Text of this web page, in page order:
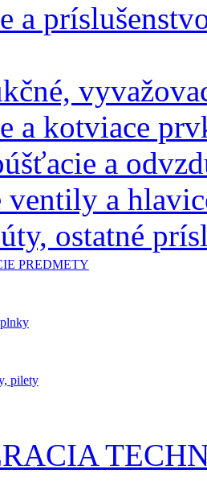
a
a kotviace
a
ventily a
ostatné
PREDMETY
pilety